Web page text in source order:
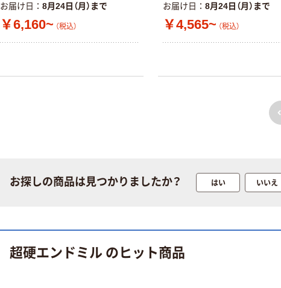
お届け日 8月24日（月）まで
￥6,160~ （税込）
お届け日 8月24日（月）まで
￥4,565~ （税込）
前へ
お探しの商品は見つかりましたか？ はい いいえ
超硬エンドミル のヒット商品